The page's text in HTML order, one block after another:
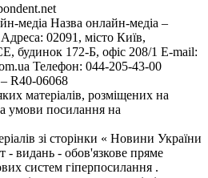
медіа Назва онлайн-медіа –
02091, місто Київ,
172-Б, офіс 208/1 E-mail:
Телефон: 044-205-43-00
– R40-06068
матеріалів, розміщених на
умови посилання на
зі сторінки « Новини України
- видань - обов'язкове пряме
систем гіперпосилання .